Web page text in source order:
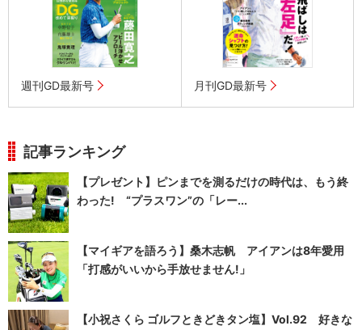
週刊GD最新号 月刊GD最新号
記事ランキング
【プレゼント】ピンまでを測るだけの時代は、もう終
わった! “プラスワン”の「レー...
【マイギアを語ろう】桑木志帆 アイアンは8年愛用
「打感がいいから手放せません!」
【小祝さくら ゴルフときどきタン塩】Vol.92 好きな